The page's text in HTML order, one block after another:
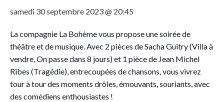
samedi 30 septembre 2023 @ 20:45
La compagnie La Bohème vous propose une soirée de
théâtre et de musique. Avec 2 pièces de Sacha Guitry (Villa à
vendre, On passe dans 8 jours) et 1 pièce de Jean Michel
Ribes (Tragédie), entrecoupées de chansons, vous vivrez
tour à tour des moments drôles, émouvants, souriants, avec
des comédiens enthousiastes !